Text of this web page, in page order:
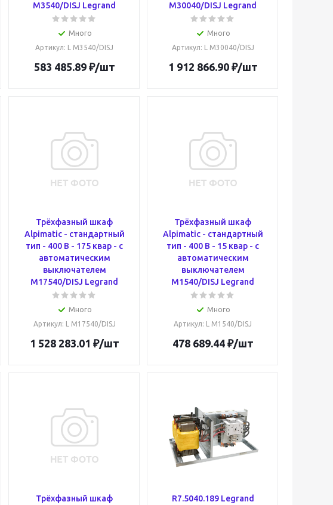
M3540/DISJ Legrand
Много
Артикул: L M3540/DISJ
583 485.89₽/шт
M30040/DISJ Legrand
Много
Артикул: L M30040/DISJ
1 912 866.90₽/шт
Трёхфазный шкаф
Alpimatic - стандартный
тип - 400 В - 175 квар - c
автоматическим
выключателем
M17540/DISJ Legrand
Много
Артикул: L M17540/DISJ
1 528 283.01 ₽/шт
Трёхфазный шкаф
Alpimatic - стандартный
тип - 400 В - 15 квар - c
автоматическим
выключателем
M1540/DISJ Legrand
Много
Артикул: L M1540/DISJ
478 689.44₽/шт
Трёхфазный шкаф
R7.5040.189 Legrand